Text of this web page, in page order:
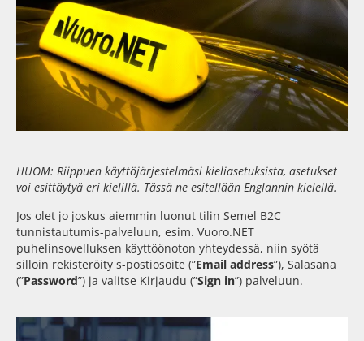
HUOM: Riippuen käyttöjärjestelmäsi kieliasetuksista, asetukset
voi esittäytyä eri kielillä. Tässä ne esitellään Englannin kielellä.
Jos olet jo joskus aiemmin luonut tilin Semel B2C
tunnistautumis-palveluun, esim. Vuoro.NET
puhelinsovelluksen käyttöönoton yhteydessä, niin syötä
silloin rekisteröity s-postiosoite (”Email address”), Salasana
(”Password”) ja valitse Kirjaudu (”Sign in”) palveluun.